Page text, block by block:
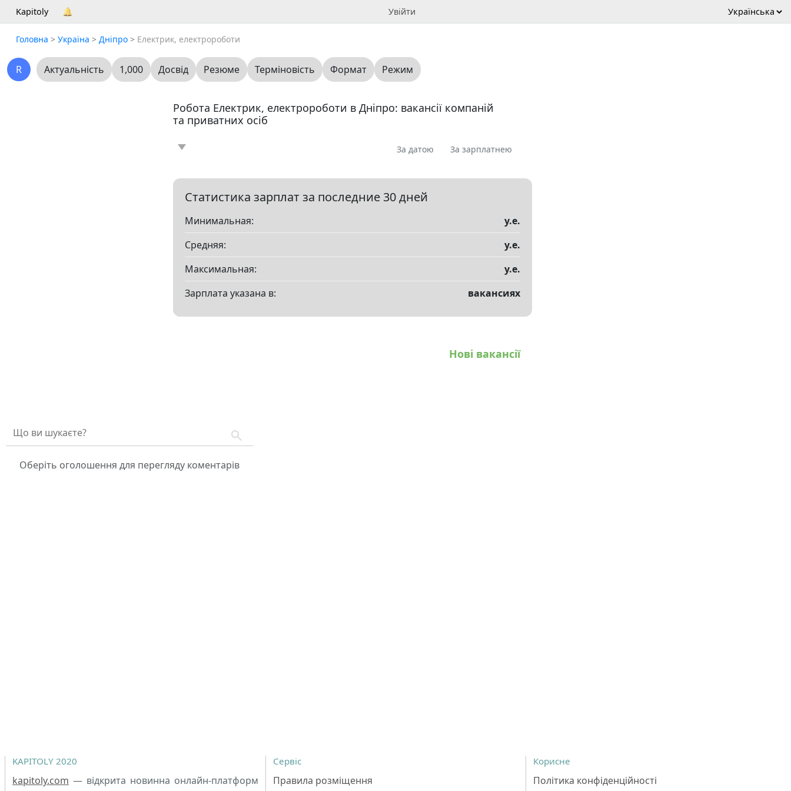
Kapitoly 🔔 Увійти
Головна > Україна > Дніпро > Електрик, електророботи
R Актуальність 1,000 Досвід Резюме Терміновість Формат Режим
Робота Електрик, електророботи в Дніпро: вакансії компаній
та приватних осіб
Все
Показать все разделы
За датою За зарплатнею
Статистика зарплат за последние 30 дней
Минимальная:
у.е.
Средняя:
у.е.
Максимальная:
у.е.
Зарплата указана в:
вакансиях
Нові вакансії
Оберіть оголошення для перегляду коментарів
KAPITOLY 2020
kapitoly.com — відкрита новинна онлайн-платформ
Сервіс
Правила розміщення
Корисне
Політика конфіденційності